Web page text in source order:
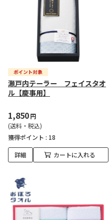
瀬戸内テーラー フェイスタオ
ル【慶事用】
1,850円
(送料・税込)
獲得ポイント : 18
詳細 カートに入れる